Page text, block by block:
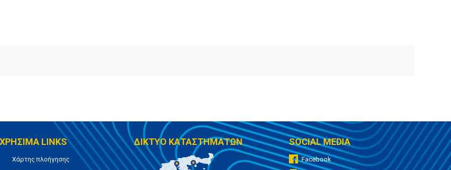
ΧΡΗΣΙΜΑ LINKS
Χάρτης πλοήγησης
ΔΙΚΤΥΟ ΚΑΤΑΣΤΗΜΑΤΩΝ SOCIAL MEDIA
Facebook